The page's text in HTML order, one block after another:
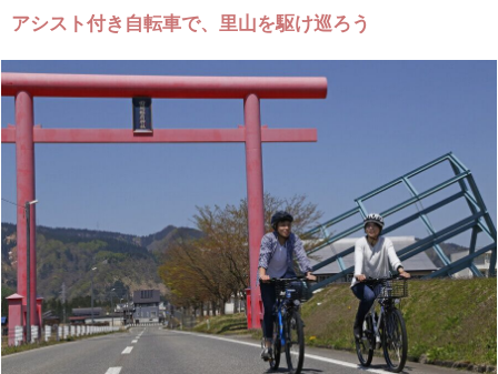
アシスト付き自転車で、里山を駆け巡ろう